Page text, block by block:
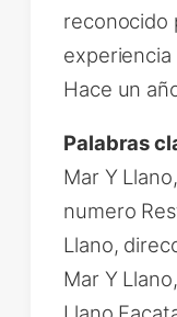
reconocido
experiencia
Hace un
Palabras
Mar Y
numero
Llano,
Mar Y